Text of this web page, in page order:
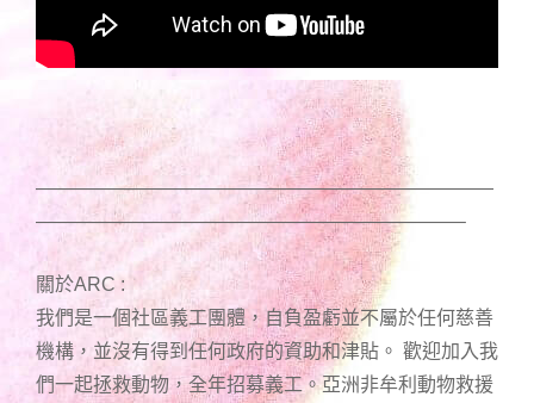
————————————————————————
——————————————————————–
關於ARC :
我們是一個社區義工團體，自負盈虧並不屬於任何慈善
機構，並沒有得到任何政府的資助和津貼。 歡迎加入我
們一起拯救動物，全年招募義工。亞洲非牟利動物救援